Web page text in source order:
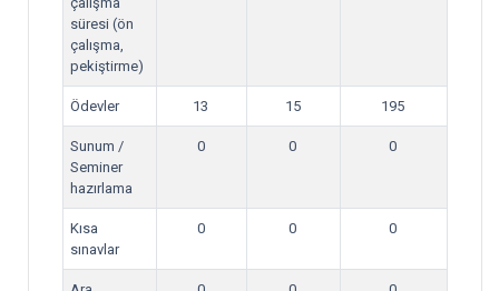
süresi (ön
çalışma,
pekiştirme)
Ödevler 13 15 195
Sunum /
Seminer
hazırlama
0 0 0
Kısa
sınavlar
0 0 0